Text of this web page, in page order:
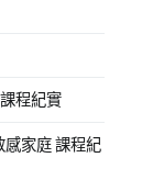
程紀實
感家庭 課程紀